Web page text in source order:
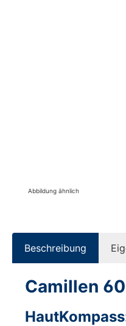
Abbildung ähnlich
Beschreibung
Camillen